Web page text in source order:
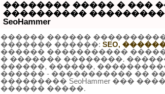
�������� ����� � ���
����������
SeoHammer
������ ������
������� ������: SEO, ������
������ �����������
� ������� ��������.
������, ������,
������ - ����������� ��
��������� SeoHammer ���
������ �����.